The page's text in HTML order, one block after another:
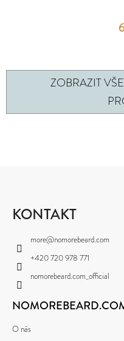
ZOBRAZIT
KONTAKT
more@nomorebeard.com
+420 720 978 771
nomorebeard.com_official
O nás